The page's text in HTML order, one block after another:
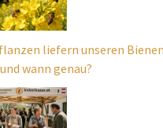
liefern unseren
wann genau?